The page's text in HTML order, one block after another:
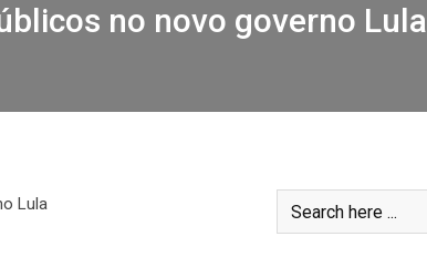
no novo governo Lula